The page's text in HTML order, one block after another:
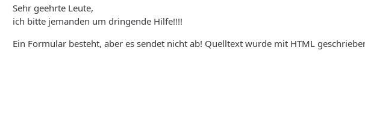
Sehr geehrte Leute,
ich bitte jemanden um dringende Hilfe!!!!
Ein Formular besteht, aber es sendet nicht ab! Quelltext wurde mit HTML